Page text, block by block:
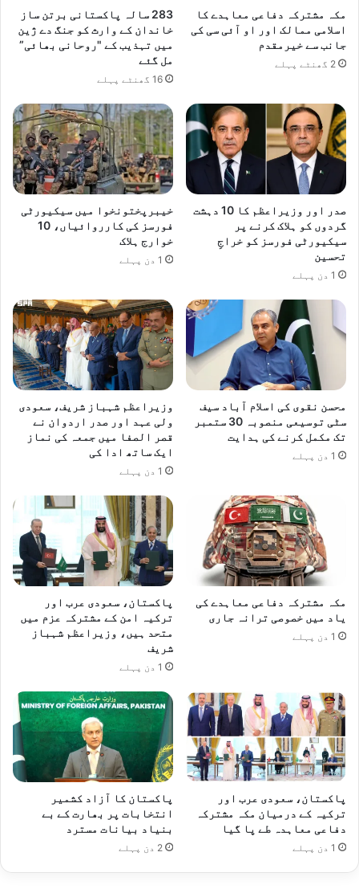
مکہ مشترکہ دفاعی معاہدے کا
اسلامی ممالک اور او آئی سی کی
جانب سے خیرمقدم
2 گھنٹے پہلے
283 سالہ پاکستانی برتن ساز
خاندان کے وارث کو جنگ دے ژین
میں تہذیب کے "روحانی بھائی”
مل گئے
16 گھنٹے پہلے
صدر اور وزیراعظم کا 10 دہشت
گردوں کو ہلاک کرنے پر
سیکیورٹی فورسز کو خراجِ
تحسین
1 دن پہلے
خیبرپختونخوا میں سیکیورٹی
فورسز کی کارروائیاں، 10
خوارج ہلاک
1 دن پہلے
محسن نقوی کی اسلام آباد سیف
سٹی توسیعی منصوبہ 30 ستمبر
تک مکمل کرنے کی ہدایت
1 دن پہلے
وزیراعظم شہباز شریف، سعودی
ولی عہد اور صدر اردوان نے
قصر الصفا میں جمعہ کی نماز
ایک ساتھ ادا کی
1 دن پہلے
مکہ مشترکہ دفاعی معاہدے کی
یاد میں خصوصی ترانہ جاری
1 دن پہلے
پاکستان، سعودی عرب اور
ترکیہ امن کے مشترکہ عزم میں
متحد ہیں، وزیراعظم شہباز
شریف
1 دن پہلے
پاکستان، سعودی عرب اور
ترکیہ کے درمیان مکہ مشترکہ
دفاعی معاہدہ طے پا گیا
1 دن پہلے
پاکستان کا آزاد کشمیر
انتخابات پر بھارت کے بے
بنیاد بیانات مسترد
2 دن پہلے